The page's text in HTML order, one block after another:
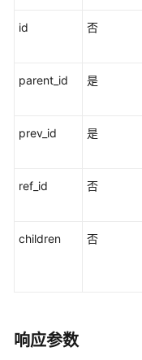
架
接
id 否
parent_id 是
prev_id 是
ref_id 否
children 否
响应参数